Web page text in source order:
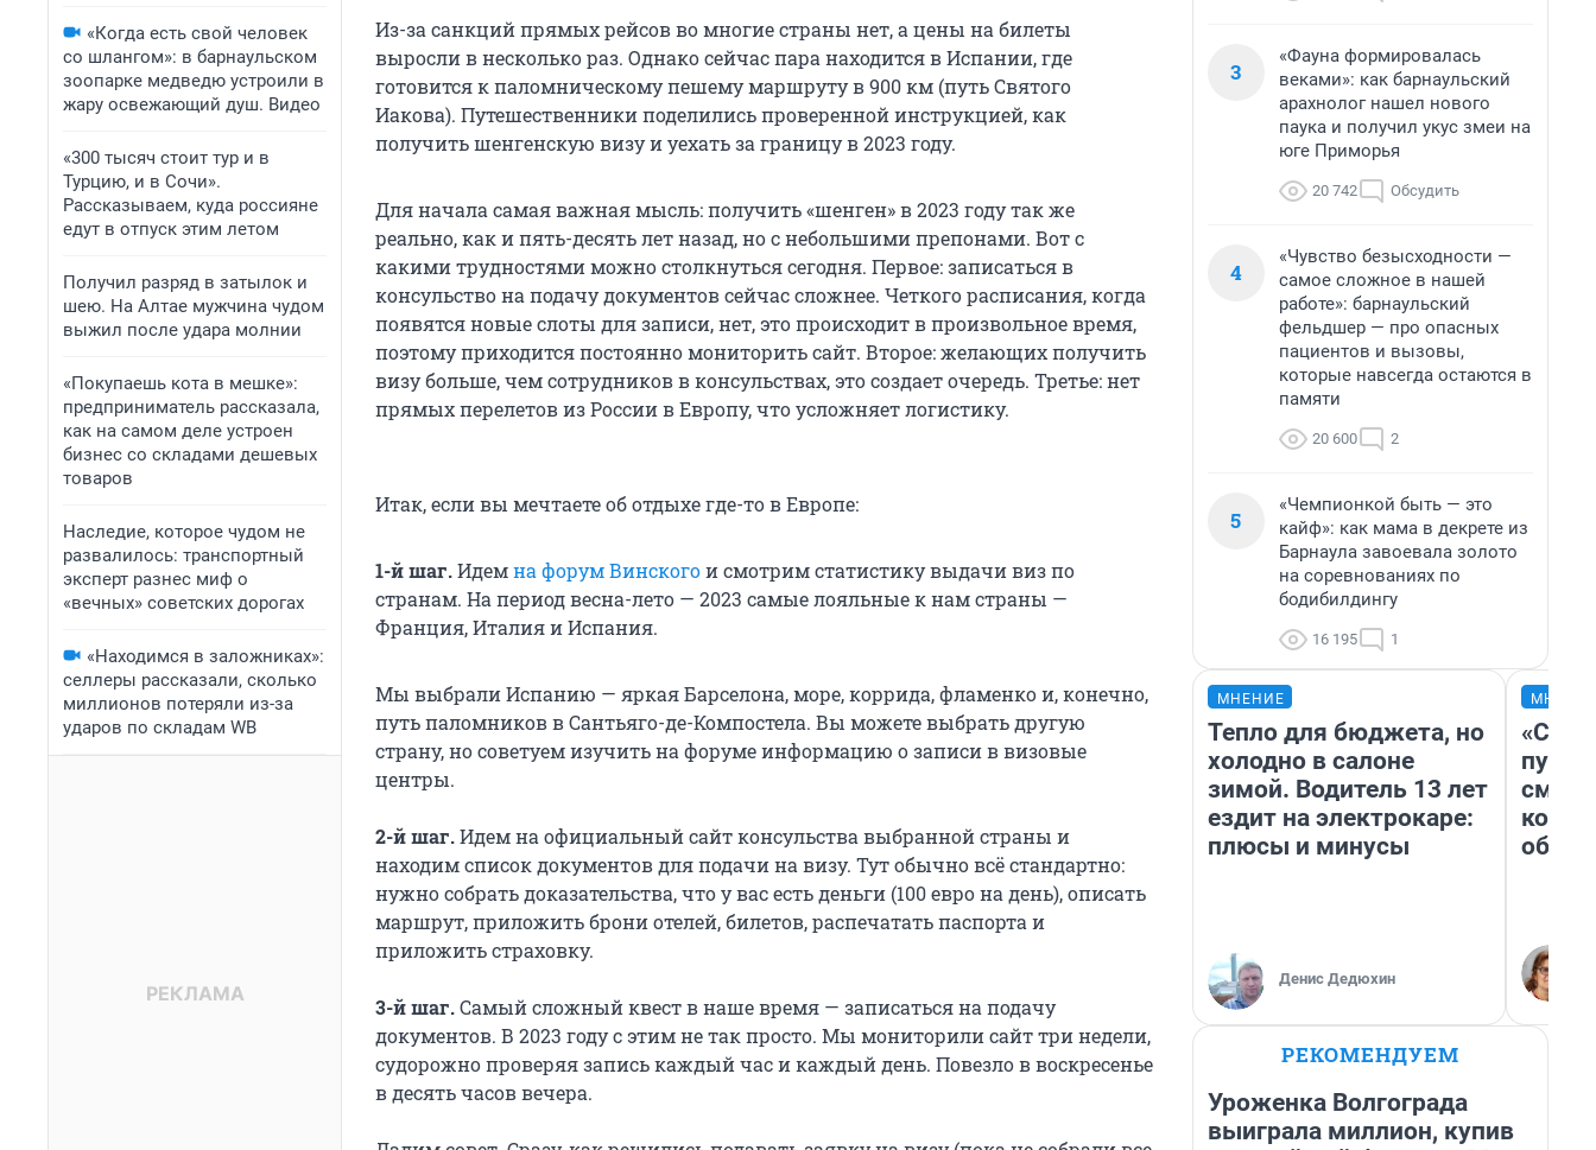
«Когда есть свой человек
со шлангом»: в барнаульском
зоопарке медведю устроили в
жару освежающий душ. Видео
«300 тысяч стоит тур и в
Турцию, и в Сочи».
Рассказываем, куда россияне
едут в отпуск этим летом
Получил разряд в затылок и
шею. На Алтае мужчина чудом
выжил после удара молнии
«Покупаешь кота в мешке»:
предприниматель рассказала,
как на самом деле устроен
бизнес со складами дешевых
товаров
Наследие, которое чудом не
развалилось: транспортный
эксперт разнес миф о
«вечных» советских дорогах
«Находимся в заложниках»:
селлеры рассказали, сколько
миллионов потеряли из-за
ударов по складам WB
Из-за санкций прямых рейсов во многие страны нет, а цены на билеты
выросли в несколько раз. Однако сейчас пара находится в Испании, где
готовится к паломническому пешему маршруту в 900 км (путь Святого
Иакова). Путешественники поделились проверенной инструкцией, как
получить шенгенскую визу и уехать за границу в 2023 году.
Для начала самая важная мысль: получить «шенген» в 2023 году так же
реально, как и пять-десять лет назад, но с небольшими препонами. Вот с
какими трудностями можно столкнуться сегодня. Первое: записаться в
консульство на подачу документов сейчас сложнее. Четкого расписания, когда
появятся новые слоты для записи, нет, это происходит в произвольное время,
поэтому приходится постоянно мониторить сайт. Второе: желающих получить
визу больше, чем сотрудников в консульствах, это создает очередь. Третье: нет
прямых перелетов из России в Европу, что усложняет логистику.
Итак, если вы мечтаете об отдыхе где-то в Европе:
1-й шаг.Идемна форум Винскогои смотрим статистику выдачи виз по
странам. На период весна-лето — 2023 самые лояльные к нам страны —
Франция, Италия и Испания.
Мы выбрали Испанию — яркая Барселона, море, коррида, фламенко и, конечно,
путь паломников в Сантьяго-де-Компостела. Вы можете выбрать другую
страну, но советуем изучить на форуме информацию о записи в визовые
центры.
2-й шаг.Идем на официальный сайт консульства выбранной страны и
находим список документов для подачи на визу. Тут обычно всё стандартно:
нужно собрать доказательства, что у вас есть деньги (100 евро на день), описать
маршрут, приложить брони отелей, билетов, распечатать паспорта и
приложить страховку.
3-й шаг.Самый сложный квест в наше время — записаться на подачу
документов. В 2023 году с этим не так просто. Мы мониторили сайт три недели,
судорожно проверяя запись каждый час и каждый день. Повезло в воскресенье
в десять часов вечера.
3
«Фауна формировалась
веками»: как барнаульский
арахнолог нашел нового
паука и получил укус змеи на
юге Приморья
20 742 Обсудить
4
«Чувство безысходности —
самое сложное в нашей
работе»: барнаульский
фельдшер — про опасных
пациентов и вызовы,
которые навсегда остаются в
памяти
20 600 2
5
«Чемпионкой быть — это
кайф»: как мама в декрете из
Барнаула завоевала золото
на соревнованиях по
бодибилдингу
16 195 1
МНЕНИЕ
Тепло для бюджета, но
холодно в салоне
зимой. Водитель 13 лет
ездит на электрокаре:
плюсы и минусы
Денис Дедюхин
РЕКОМЕНДУЕМ
Уроженка Волгограда
выиграла миллион, купив